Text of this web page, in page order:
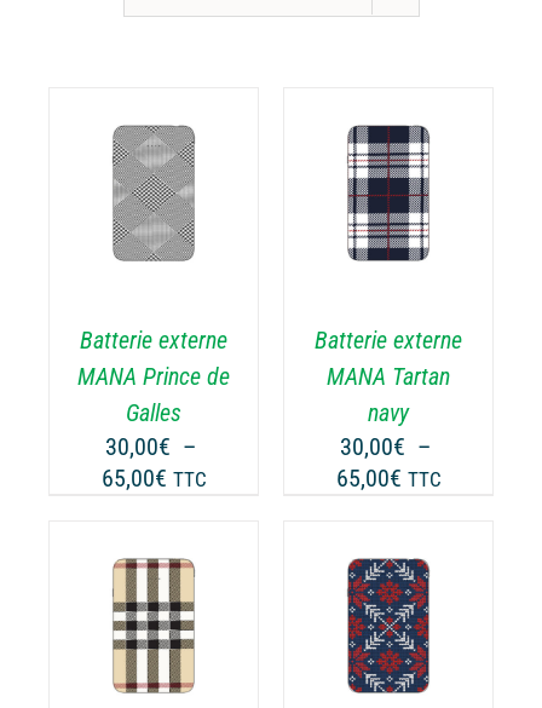
Batterie externe
MANA Prince de
Galles
30,00€ –
65,00€Plage
30,00€
à
65,00€
TTC
DÉTAILS
Batterie externe
MANA Tartan
navy
30,00€ –
65,00€Plage
30,00€
à
65,00€
TTC
DÉTAILS